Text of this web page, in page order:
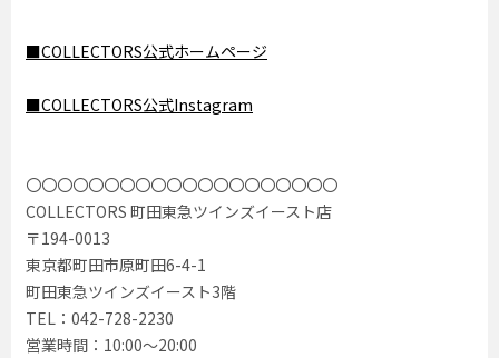
■COLLECTORS公式ホームページ
■COLLECTORS公式Instagram
〇〇〇〇〇〇〇〇〇〇〇〇〇〇〇〇〇〇〇〇
COLLECTORS 町田東急ツインズイースト店
〒194-0013
東京都町田市原町田6-4-1
町田東急ツインズイースト3階
TEL：042-728-2230
営業時間：10:00〜20:00